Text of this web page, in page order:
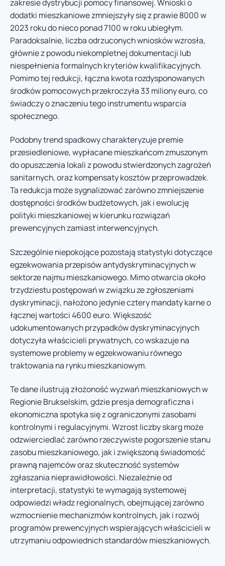
zakresie dystrybucji pomocy finansowej. Wnioski o
dodatki mieszkaniowe zmniejszyły się z prawie 8000 w
2023 roku do nieco ponad 7100 w roku ubiegłym.
Paradoksalnie, liczba odrzuconych wniosków wzrosła,
głównie z powodu niekompletnej dokumentacji lub
niespełnienia formalnych kryteriów kwalifikacyjnych.
Pomimo tej redukcji, łączna kwota rozdysponowanych
środków pomocowych przekroczyła 33 miliony euro, co
świadczy o znaczeniu tego instrumentu wsparcia
społecznego.
Podobny trend spadkowy charakteryzuje premie
przesiedleniowe, wypłacane mieszkańcom zmuszonym
do opuszczenia lokali z powodu stwierdzonych zagrożeń
sanitarnych, oraz kompensaty kosztów przeprowadzek.
Ta redukcja może sygnalizować zarówno zmniejszenie
dostępności środków budżetowych, jak i ewolucję
polityki mieszkaniowej w kierunku rozwiązań
prewencyjnych zamiast interwencyjnych.
Szczególnie niepokojące pozostają statystyki dotyczące
egzekwowania przepisów antydyskryminacyjnych w
sektorze najmu mieszkaniowego. Mimo otwarcia około
trzydziestu postępowań w związku ze zgłoszeniami
dyskryminacji, nałożono jedynie cztery mandaty karne o
łącznej wartości 4600 euro. Większość
udokumentowanych przypadków dyskryminacyjnych
dotyczyła właścicieli prywatnych, co wskazuje na
systemowe problemy w egzekwowaniu równego
traktowania na rynku mieszkaniowym.
Te dane ilustrują złożoność wyzwań mieszkaniowych w
Regionie Brukselskim, gdzie presja demograficzna i
ekonomiczna spotyka się z ograniczonymi zasobami
kontrolnymi i regulacyjnymi. Wzrost liczby skarg może
odzwierciedlać zarówno rzeczywiste pogorszenie stanu
zasobu mieszkaniowego, jak i zwiększoną świadomość
prawną najemców oraz skuteczność systemów
zgłaszania nieprawidłowości. Niezależnie od
interpretacji, statystyki te wymagają systemowej
odpowiedzi władz regionalnych, obejmującej zarówno
wzmocnienie mechanizmów kontrolnych, jak i rozwój
programów prewencyjnych wspierających właścicieli w
utrzymaniu odpowiednich standardów mieszkaniowych.